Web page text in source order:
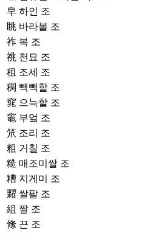
皁 하인 조
眺 바라볼 조
祚 복 조
祧 천묘 조
租 조세 조
稠 빽빽할 조
窕 으늑할 조
竈 부엌 조
笊 조리 조
粗 거칠 조
糙 매조미쌀 조
糟 지게미 조
糶 쌀팔 조
組 짤 조
絛 끈 조